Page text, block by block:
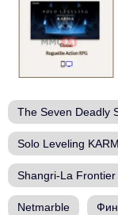
The Seven Deadly
Solo Leveling
Shangri-La
Netmarble